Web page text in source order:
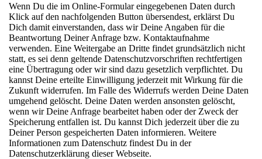
Wenn Du die im Online-Formular eingegebenen Daten durch
Klick auf den nachfolgenden Button übersendest, erklärst Du
Dich damit einverstanden, dass wir Deine Angaben für die
Beantwortung Deiner Anfrage bzw. Kontaktaufnahme
verwenden. Eine Weitergabe an Dritte findet grundsätzlich nicht
statt, es sei denn geltende Datenschutzvorschriften rechtfertigen
eine Übertragung oder wir sind dazu gesetzlich verpflichtet. Du
kannst Deine erteilte Einwilligung jederzeit mit Wirkung für die
Zukunft widerrufen. Im Falle des Widerrufs werden Deine Daten
umgehend gelöscht. Deine Daten werden ansonsten gelöscht,
wenn wir Deine Anfrage bearbeitet haben oder der Zweck der
Speicherung entfallen ist. Du kannst Dich jederzeit über die zu
Deiner Person gespeicherten Daten informieren. Weitere
Informationen zum Datenschutz findest Du in der
Datenschutzerklärung dieser Webseite.